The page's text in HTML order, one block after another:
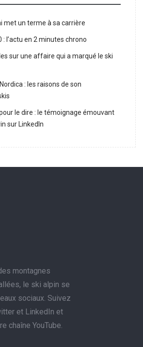
met un terme à sa carrière
: l’actu en 2 minutes chrono
sur une affaire qui a marqué le ski
: les raisons de son
le dire : le témoignage émouvant
sur LinkedIn
montagnes
le ski alpin se
sociaux. Suivez
et LinkedIn et
chaîne YouTube.